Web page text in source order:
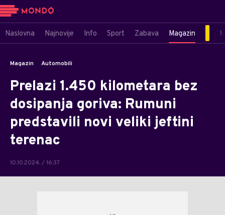
Naslovna Najnovije Info Sport Zabava Magazin
Magazin Automobili
Prelazi 1.450 kilometara bez
dosipanja goriva: Rumuni
predstavili novi veliki jeftini
terenac
10.10.2024. / 16:37